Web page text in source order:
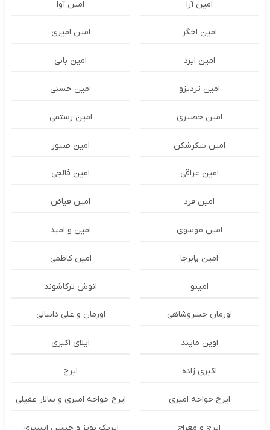
امین آرا امین آوا
امین اخگر امین امیری
امین ایزد امین بانی
امین تردیزو امین حسنی
امین حصیری امین رستمی
امین شکرشکن امین صبور
امین عراقی امین فالجی
امین فرد امین فیاض
امین موسوی امین و امید
امین پابرجا امین کاظمی
امینو انوش ترکاشوند
اورمان خسروشاهی اورمان و علی دانیالی
اوپن مایند ايلاى اكبرى
اکبری زاده ایرج
ایرج خواجه امیری ایرج خواجه امیری و سالار عقیلی
ایرج و معراج ایریک بویز و حسین استیری